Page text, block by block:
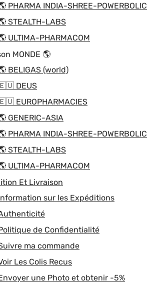
PHARMA INDIA-SHREE-POWERBOLIC
STEALTH-LABS
ULTIMA-PHARMACOM
MONDE 🌎
BELIGAS (world)
DEUS
EUROPHARMACIES
GENERIC-ASIA
PHARMA INDIA-SHREE-POWERBOLIC
STEALTH-LABS
ULTIMA-PHARMACOM
Et Livraison
sur les Expéditions
de Confidentialité
ma commande
Les Colis Recus
une Photo et obtenir -5%